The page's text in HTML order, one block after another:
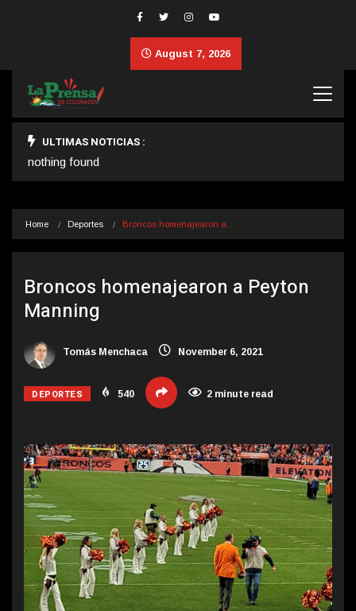
August 7, 2026
ULTIMAS NOTICIAS :
nothing found
Home Deportes Broncos homenajearon a…
Broncos homenajearon a Peyton
Manning
Tomás Menchaca November 6, 2021
DEPORTES 540 2 minute read